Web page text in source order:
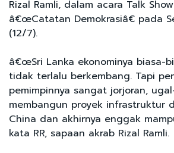
Rizal Ramli, dalam acara Talk
â€œCatatan Demokrasiâ€ pada
(12/7).
â€œSri Lanka ekonominya biasa-
tidak terlalu berkembang. Tapi
pemimpinnya sangat jorjoran,
membangun proyek infrastruktur
China dan akhirnya enggak
kata RR, sapaan akrab Rizal Ramli.